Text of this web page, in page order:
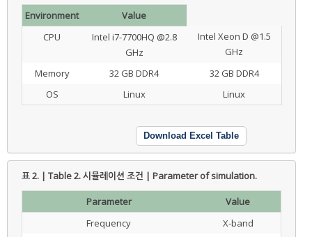
Environment
Value
CPU
Intel i7-7700HQ @2.8
GHz
Intel Xeon D @1.5
GHz
Memory
32 GB DDR4
32 GB DDR4
OS
Linux Linux
Download Excel Table
표 2. | Table 2.시뮬레이션 조건 | Parameter of simulation.
Parameter
Value
Frequency
X-band